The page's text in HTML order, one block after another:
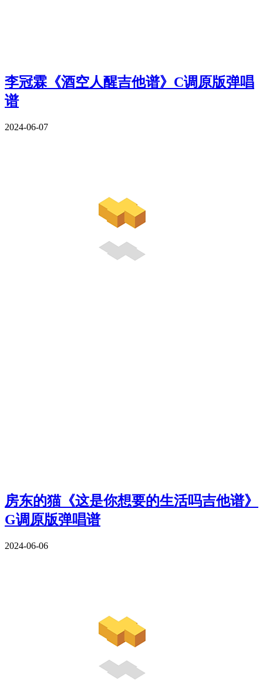
李冠霖《酒空人醒吉他谱》C调原版弹唱
谱
2024-06-07
房东的猫《这是你想要的生活吗吉他谱》
G调原版弹唱谱
2024-06-06